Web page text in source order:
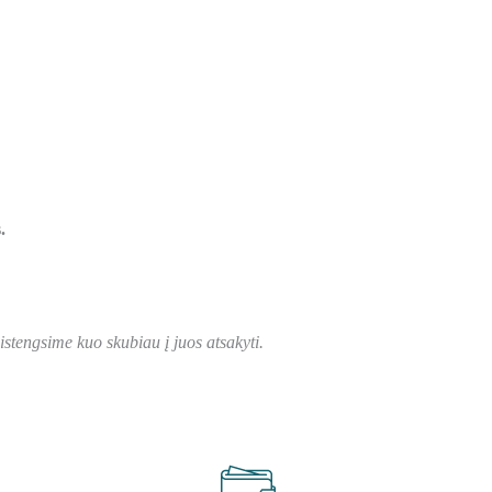
kuo skubiau į juos atsakyti.